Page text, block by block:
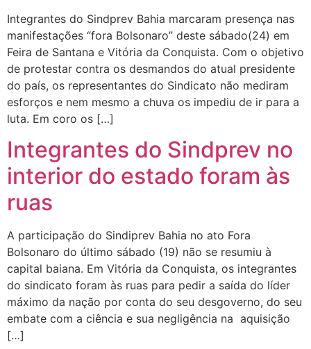
Integrantes do Sindprev Bahia marcaram presença nas
manifestações “fora Bolsonaro” deste sábado(24) em
Feira de Santana e Vitória da Conquista. Com o objetivo
de protestar contra os desmandos do atual presidente
do país, os representantes do Sindicato não mediram
esforços e nem mesmo a chuva os impediu de ir para a
luta. Em coro os […]
Integrantes do Sindprev no
interior do estado foram às
ruas
A participação do Sindiprev Bahia no ato Fora
Bolsonaro do último sábado (19) não se resumiu à
capital baiana. Em Vitória da Conquista, os integrantes
do sindicato foram às ruas para pedir a saída do líder
máximo da nação por conta do seu desgoverno, do seu
embate com a ciência e sua negligência na aquisição
[…]